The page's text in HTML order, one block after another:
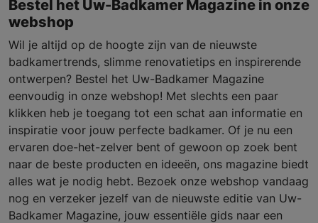
Bestel het Uw-Badkamer Magazine in onze
webshop
Wil je altijd op de hoogte zijn van de nieuwste
badkamertrends, slimme renovatietips en inspirerende
ontwerpen? Bestel het Uw-Badkamer Magazine
eenvoudig in onze webshop! Met slechts een paar
klikken heb je toegang tot een schat aan informatie en
inspiratie voor jouw perfecte badkamer. Of je nu een
ervaren doe-het-zelver bent of gewoon op zoek bent
naar de beste producten en ideeën, ons magazine biedt
alles wat je nodig hebt. Bezoek onze webshop vandaag
nog en verzeker jezelf van de nieuwste editie van Uw-
Badkamer Magazine, jouw essentiële gids naar een